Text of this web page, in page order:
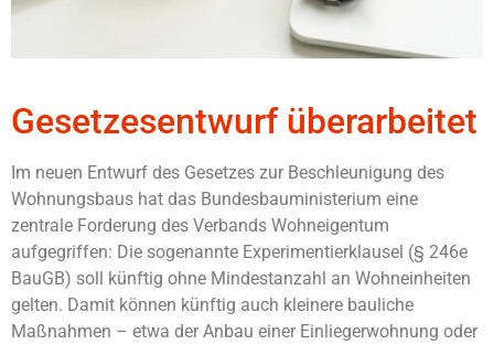
Gesetzesentwurf überarbeitet
Im neuen Entwurf des Gesetzes zur Beschleunigung des
Wohnungsbaus hat das Bundesbauministerium eine
zentrale Forderung des Verbands Wohneigentum
aufgegriffen: Die sogenannte Experimentierklausel (§ 246e
BauGB) soll künftig ohne Mindestanzahl an Wohneinheiten
gelten. Damit können künftig auch kleinere bauliche
Maßnahmen – etwa der Anbau einer Einliegerwohnung oder